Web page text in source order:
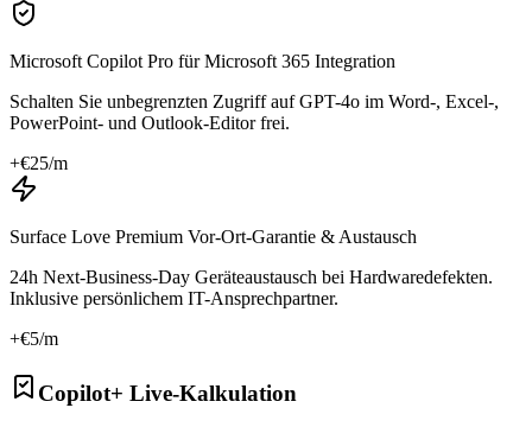
Microsoft Copilot Pro für Microsoft 365 Integration
Schalten Sie unbegrenzten Zugriff auf GPT-4o im Word-, Excel-,
PowerPoint- und Outlook-Editor frei.
+€25/m
Surface Love Premium Vor-Ort-Garantie & Austausch
24h Next-Business-Day Geräteaustausch bei Hardwaredefekten.
Inklusive persönlichem IT-Ansprechpartner.
+€5/m
Copilot+ Live-Kalkulation